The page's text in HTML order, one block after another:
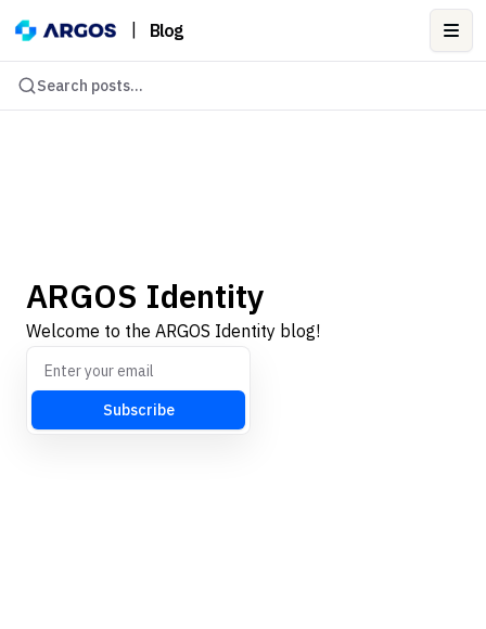
Blog
Search posts...
ARGOS Identity
Welcome to the ARGOS Identity blog!
Subscribe